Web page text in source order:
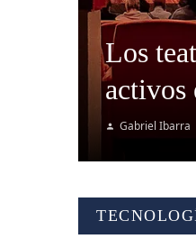
Los
activos
Gabriel Ibarra